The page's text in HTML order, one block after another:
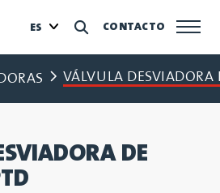
CONTACTO
ES
VÁLVULA DESVIADORA
DE